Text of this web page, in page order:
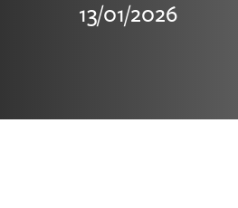
13/01/2026